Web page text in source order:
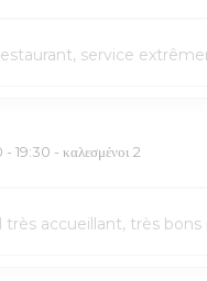
service
- 19:30 - καλεσμένοι 2
très accueillant, très